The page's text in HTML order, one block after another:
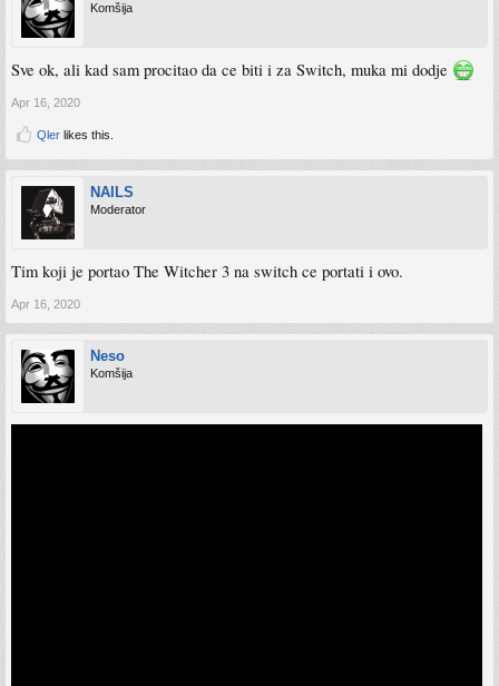
Komšija
Sve ok, ali kad sam procitao da ce biti i za Switch, muka mi dodje
Apr 16, 2020
Qler likes this.
NAILS
Moderator
Tim koji je portao The Witcher 3 na switch ce portati i ovo.
Apr 16, 2020
Neso
Komšija